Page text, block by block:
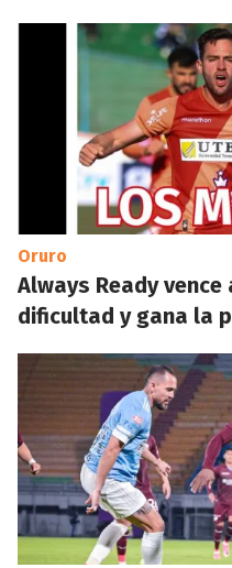
Oruro
Always Ready vence
dificultad y gana la